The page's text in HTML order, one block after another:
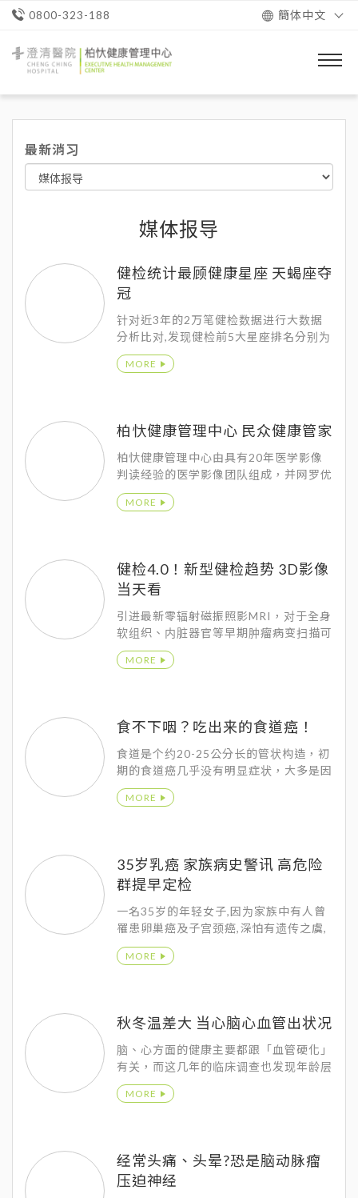
0800-323-188 簡体中文
清
院
最新消习
媒体报导
健检统计最顾健康星座 天蝎座夺
冠
针对近3年的2万笔健检数据进行大数据
分析比对,发现健检前5大星座排名分别为
天蝎座、处女座、射手座、天秤座、双鱼
座,其中天蝎座大幅领先其他星座。
MORE
柏忕健康管理中心 民众健康管家
柏忕健康管理中心由具有20年医学影像
判读经验的医学影像团队组成，并网罗优
秀的影像科、神经内科、肠胃科、家医科
等各专科医师团队，顶尖医事护理团队加
MORE
健检4.0！新型健检趋势 3D影像
当天看
引进最新零辐射磁振照影MRI，对于全身
软组织、内脏器官等早期肿瘤病变扫描可
以清楚察觉，而被医学界公认「揪出早期
肺癌」的最佳利器，就是低剂量的电脑断
快速又有效的检查工具，要帮民众一同守
护健康，健检结束就能享用由专业营养师
所调配的美味餐点，更方便的是，健检当
天就能立即看到报告，透过专业解说即时
MORE
食不下咽？吃出来的食道癌！
食道是个约20-25公分长的管状构造，初
期的食道癌几乎没有明显症状，大多是因
为健康检查或是因为其他原因接受内视镜
检查而意外发现。
MORE
35岁乳癌 家族病史警讯 高危险
群提早定检
一名35岁的年轻女子,因为家族中有人曾
罹患卵巢癌及子宫颈癌,深怕有遗传之虞,
经做高阶影像健检,竟发现已罹患乳癌。
MORE
秋冬温差大 当心脑心血管出状况
脑、心方面的健康主要都跟「血管硬化」
有关，而这几年的临床调查也发现年龄层
有下降的趋势，这也表示大多数人在饮食
上摄取过多的红肉、饱和脂肪与淀粉、糖
MORE
经常头痛、头晕?恐是脑动脉瘤
压迫神经